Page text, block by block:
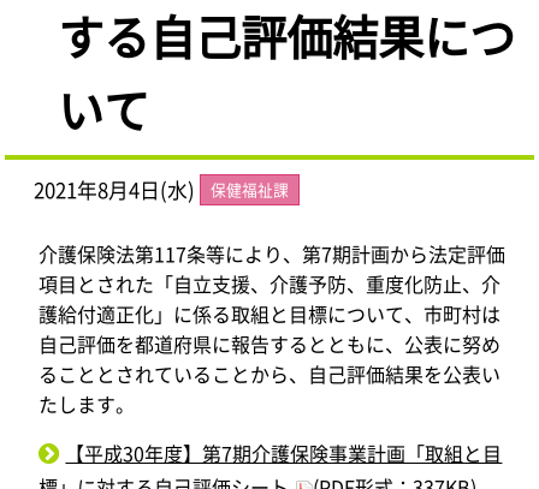
する自己評価結果につ
いて
2021年8月4日(水) 保健福祉課
介護保険法第117条等により、第7期計画から法定評価
項目とされた「自立支援、介護予防、重度化防止、介
護給付適正化」に係る取組と目標について、市町村は
自己評価を都道府県に報告するとともに、公表に努め
ることとされていることから、自己評価結果を公表い
たします。
【平成30年度】第7期介護保険事業計画「取組と目